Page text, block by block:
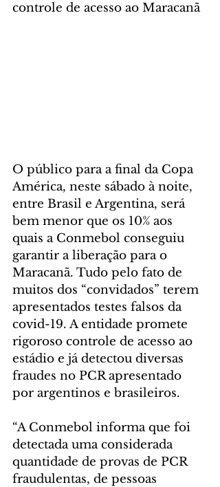
controle de acesso ao Maracanã
O público para a final da Copa
América, neste sábado à noite,
entre Brasil e Argentina, será
bem menor que os 10% aos
quais a Conmebol conseguiu
garantir a liberação para o
Maracanã. Tudo pelo fato de
muitos dos “convidados” terem
apresentados testes falsos da
covid-19. A entidade promete
rigoroso controle de acesso ao
estádio e já detectou diversas
fraudes no PCR apresentado
por argentinos e brasileiros.
“A Conmebol informa que foi
detectada uma considerada
quantidade de provas de PCR
fraudulentas, de pessoas